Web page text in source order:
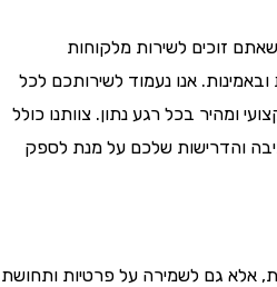
לשירות מלקוחות
אנו נעמוד לשירותכם לכל
בכל רגע נתון. צוותנו כולל
שלכם על מנת לספק
גם לשמירה על פרטיות ותחושת